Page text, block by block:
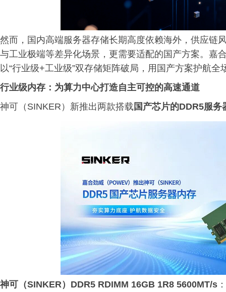
然而，国内高端服务器存储长期高度依赖海外，供应链
与工业极端等差异化场景，更需要适配的国产方案。嘉
以“行业级+工业级”双存储矩阵破局，用国产方案护航全
行业级内存：为算力中心打造自主可控的高速通道
神可（SINKER）新推出两款搭载 国产芯片的DDR5服务
神可（SINKER）DDR5 RDIMM 16GB 1R8 5600MT/s